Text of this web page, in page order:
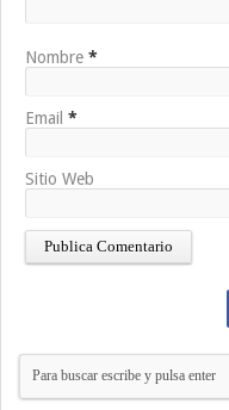
Nombre *
Email *
Sitio Web